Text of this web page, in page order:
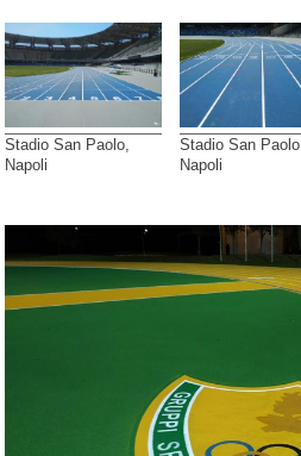
Stadio San Paolo,
Napoli
Stadio San Paolo,
Napoli